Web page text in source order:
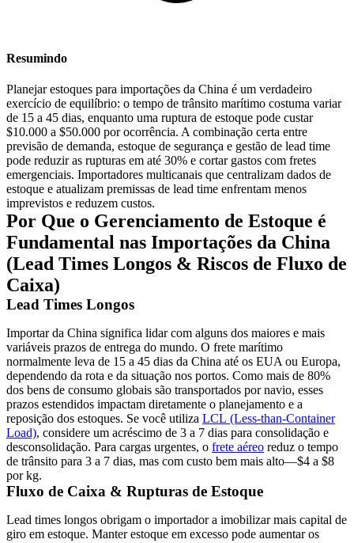
Resumindo
Planejar estoques para importações da China é um verdadeiro
exercício de equilíbrio: o tempo de trânsito marítimo costuma variar
de 15 a 45 dias, enquanto uma ruptura de estoque pode custar
$10.000 a $50.000 por ocorrência. A combinação certa entre
previsão de demanda, estoque de segurança e gestão de lead time
pode reduzir as rupturas em até 30% e cortar gastos com fretes
emergenciais. Importadores multicanais que centralizam dados de
estoque e atualizam premissas de lead time enfrentam menos
imprevistos e reduzem custos.
Por Que o Gerenciamento de Estoque é
Fundamental nas Importações da China
(Lead Times Longos & Riscos de Fluxo de
Caixa)
Lead Times Longos
Importar da China significa lidar com alguns dos maiores e mais
variáveis prazos de entrega do mundo. O frete marítimo
normalmente leva de 15 a 45 dias da China até os EUA ou Europa,
dependendo da rota e da situação nos portos. Como mais de 80%
dos bens de consumo globais são transportados por navio, esses
prazos estendidos impactam diretamente o planejamento e a
reposição dos estoques. Se você utiliza LCL (Less-than-Container
Load), considere um acréscimo de 3 a 7 dias para consolidação e
desconsolidação. Para cargas urgentes, o frete aéreo reduz o tempo
de trânsito para 3 a 7 dias, mas com custo bem mais alto—$4 a $8
por kg.
Fluxo de Caixa & Rupturas de Estoque
Lead times longos obrigam o importador a imobilizar mais capital de
giro em estoque. Manter estoque em excesso pode aumentar os